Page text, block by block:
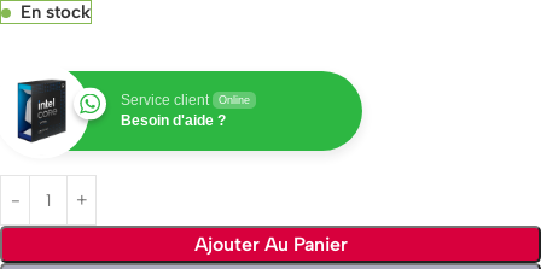
En stock
Service client Online
Besoin d'aide ?
Ajouter Au Panier